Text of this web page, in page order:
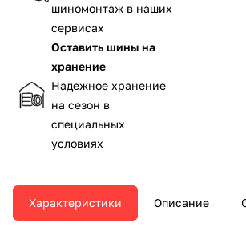
шиномонтаж в наших
сервисах
Оставить шины на
хранение
Надежное хранение
на сезон в
специальных
условиях
Характеристики Описание